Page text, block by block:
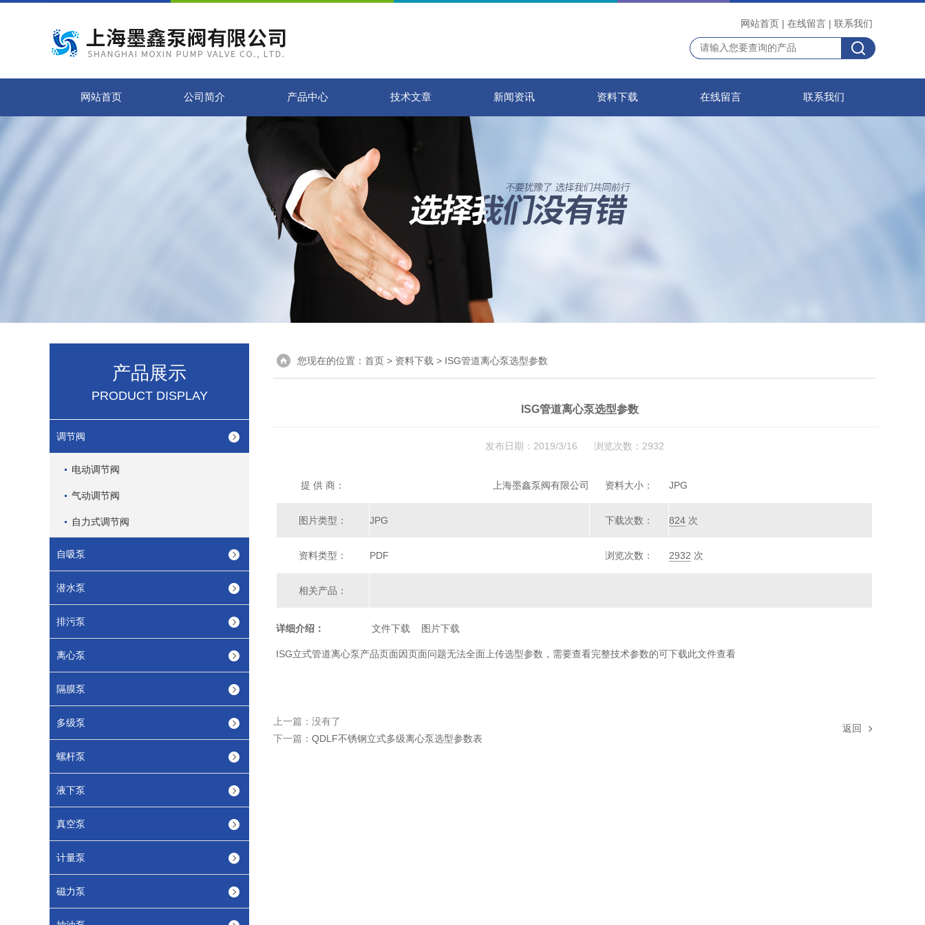
网站首页 | 在线留言 | 联系我们
网站首页 公司简介 产品中心 技术文章 新闻资讯 资料下载 在线留言 联系我们
产品展示
PRODUCT DISPLAY
调节阀
电动调节阀
气动调节阀
自力式调节阀
自吸泵
潜水泵
排污泵
离心泵
隔膜泵
多级泵
螺杆泵
液下泵
真空泵
计量泵
磁力泵
您现在的位置： 首页 > 资料下载 > ISG管道离心泵选型参数
ISG管道离心泵选型参数
发布日期：2019/3/16 浏览次数：2932
提 供 商： 上海墨鑫泵阀有限公司 资料大小： JPG
图片类型： JPG 下载次数： 824 次
资料类型： PDF 浏览次数： 2932 次
相关产品：
详细介绍： 文件下载 图片下载
ISG立式管道离心泵产品页面因页面问题无法全面上传选型参数，需要查看完整技术参数的可下载此文件查看
上一篇：没有了
下一篇： QDLF不锈钢立式多级离心泵选型参数表
返回